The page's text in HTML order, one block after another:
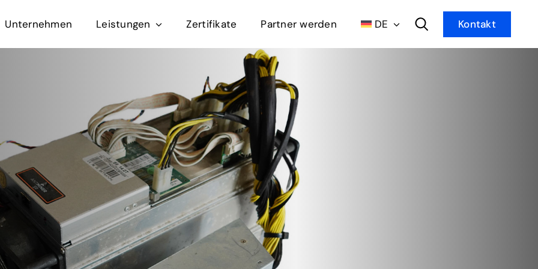
Unternehmen Leistungen Zertifikate Partner werden Kontakt
DE